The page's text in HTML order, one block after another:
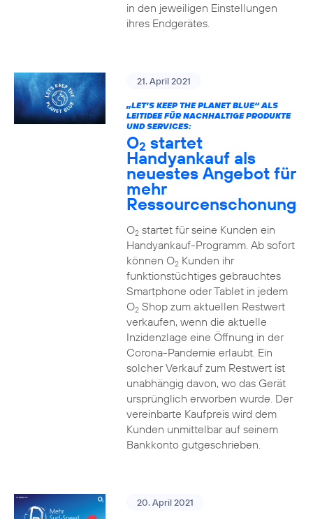
in den jeweiligen Einstellungen
ihres Endgerätes.
21. April 2021
„LET’S KEEP THE PLANET BLUE“ ALS
LEITIDEE FÜR NACHHALTIGE PRODUKTE
UND SERVICES:
O2 startet
Handyankauf als
neuestes Angebot für
mehr
Ressourcenschonung
O2startet für seine Kunden ein
Handyankauf-Programm. Ab sofort
können O2Kunden ihr
funktionstüchtiges gebrauchtes
Smartphone oder Tablet in jedem
O2Shop zum aktuellen Restwert
verkaufen, wenn die aktuelle
Inzidenzlage eine Öffnung in der
Corona-Pandemie erlaubt. Ein
solcher Verkauf zum Restwert ist
unabhängig davon, wo das Gerät
ursprünglich erworben wurde. Der
vereinbarte Kaufpreis wird dem
Kunden unmittelbar auf seinem
Bankkonto gutgeschrieben.
20. April 2021